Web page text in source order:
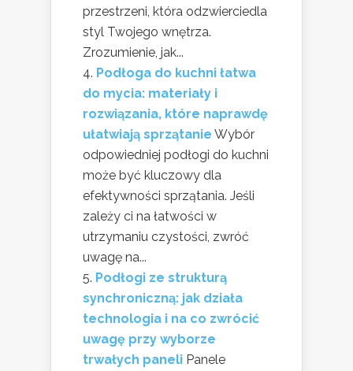
przestrzeni, która odzwierciedla
styl Twojego wnętrza.
Zrozumienie, jak...
Podłoga do kuchni łatwa
do mycia: materiały i
rozwiązania, które naprawdę
ułatwiają sprzątanie Wybór
odpowiedniej podłogi do kuchni
może być kluczowy dla
efektywności sprzątania. Jeśli
zależy ci na łatwości w
utrzymaniu czystości, zwróć
uwagę na...
Podłogi ze strukturą
synchroniczną: jak działa
technologia i na co zwrócić
uwagę przy wyborze
trwałych paneli Panele